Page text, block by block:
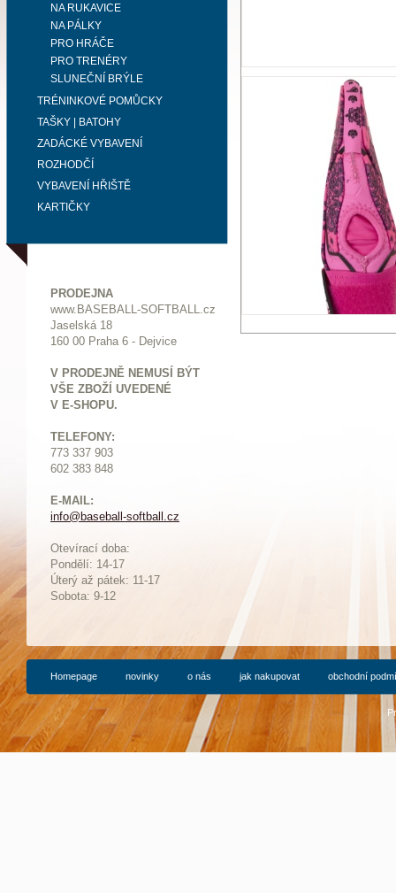
NA RUKAVICE
NA PÁLKY
PRO HRÁČE
PRO TRENÉRY
SLUNEČNÍ BRÝLE
TRÉNINKOVÉ POMŮCKY
TAŠKY | BATOHY
ZADÁCKÉ VYBAVENÍ
ROZHODČÍ
VYBAVENÍ HŘIŠTĚ
KARTIČKY
PRODEJNA
www.BASEBALL-SOFTBALL.cz
Jaselská 18
160 00 Praha 6 - Dejvice
V PRODEJNĚ NEMUSÍ BÝT
VŠE ZBOŽÍ UVEDENÉ
V E-SHOPU.
TELEFONY:
773 337 903
602 383 848
E-MAIL:
info@baseball-softball.cz
Otevírací doba:
Pondělí: 14-17
Úterý až pátek: 11-17
Sobota: 9-12
Homepage novinky o nás jak nakupovat obchodní